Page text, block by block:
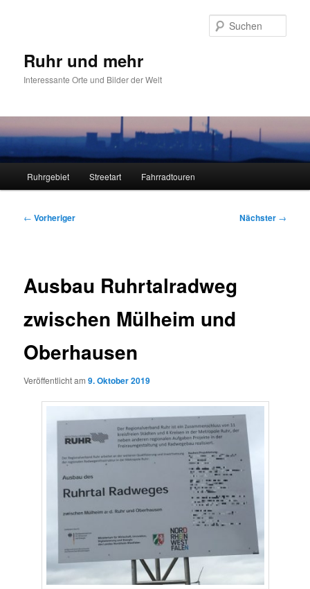
Ruhr und mehr
Interessante Orte und Bilder der Welt
Ruhrgebiet Streetart Fahrradtouren
Beitragsnavigation
← Vorheriger Nächster →
Ausbau Ruhrtalradweg
zwischen Mülheim und
Oberhausen
Veröffentlicht am9. Oktober 2019